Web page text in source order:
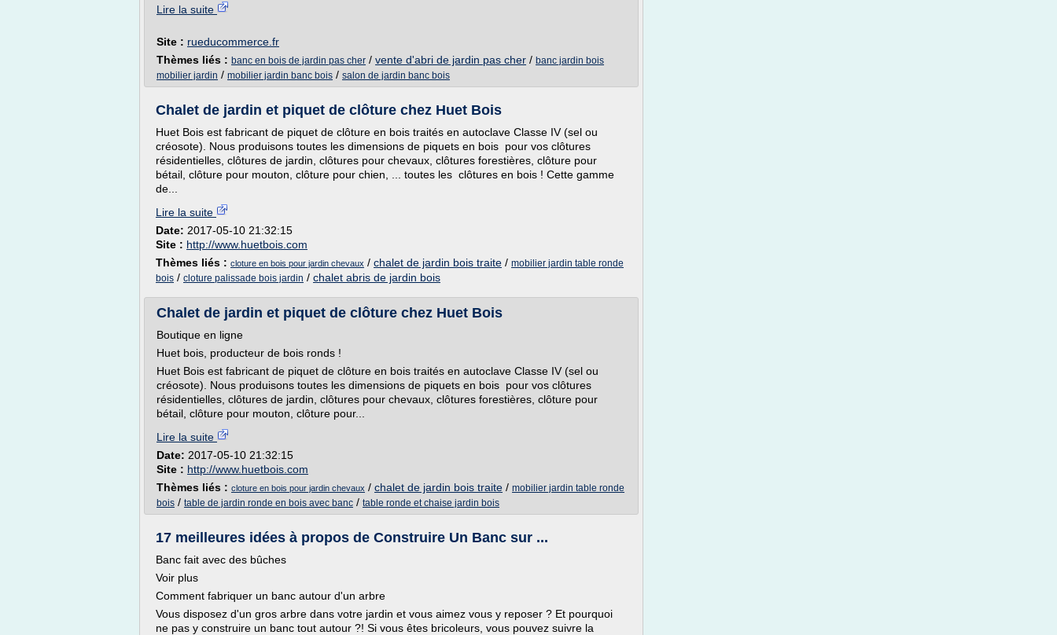
Lire la suite
Site : rueducommerce.fr
Thèmes liés : banc en bois de jardin pas cher / vente d'abri de jardin pas cher / banc jardin bois
mobilier jardin / mobilier jardin banc bois / salon de jardin banc bois
Chalet de jardin et piquet de clôture chez Huet Bois
Huet Bois est fabricant de piquet de clôture en bois traités en autoclave Classe IV (sel ou
créosote). Nous produisons toutes les dimensions de piquets en bois pour vos clôtures
résidentielles, clôtures de jardin, clôtures pour chevaux, clôtures forestières, clôture pour
bétail, clôture pour mouton, clôture pour chien, ... toutes les clôtures en bois ! Cette gamme
de...
Lire la suite
Date: 2017-05-10 21:32:15
Site : http://www.huetbois.com
Thèmes liés : cloture en bois pour jardin chevaux / chalet de jardin bois traite / mobilier jardin table ronde
bois / cloture palissade bois jardin / chalet abris de jardin bois
Chalet de jardin et piquet de clôture chez Huet Bois
Boutique en ligne
Huet bois, producteur de bois ronds !
Huet Bois est fabricant de piquet de clôture en bois traités en autoclave Classe IV (sel ou
créosote). Nous produisons toutes les dimensions de piquets en bois pour vos clôtures
résidentielles, clôtures de jardin, clôtures pour chevaux, clôtures forestières, clôture pour
bétail, clôture pour mouton, clôture pour...
Lire la suite
Date: 2017-05-10 21:32:15
Site : http://www.huetbois.com
Thèmes liés : cloture en bois pour jardin chevaux / chalet de jardin bois traite / mobilier jardin table ronde
bois / table de jardin ronde en bois avec banc / table ronde et chaise jardin bois
17 meilleures idées à propos de Construire Un Banc sur ...
Banc fait avec des bûches
Voir plus
Comment fabriquer un banc autour d'un arbre
Vous disposez d'un gros arbre dans votre jardin et vous aimez vous y reposer ? Et pourquoi
ne pas y construire un banc tout autour ?! Si vous êtes bricoleurs, vous pouvez suivre la